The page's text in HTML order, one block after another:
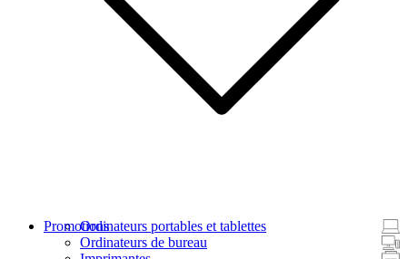
Ordinateurs portables et tablettes
Ordinateurs de bureau
Promotions